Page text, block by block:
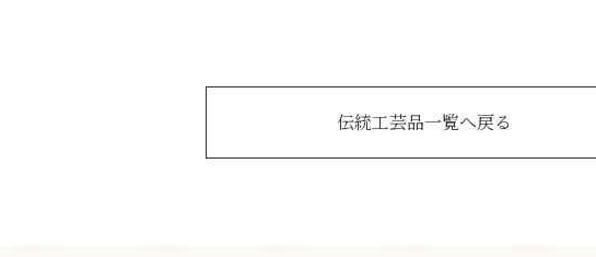
伝統工芸品一覧へ戻る